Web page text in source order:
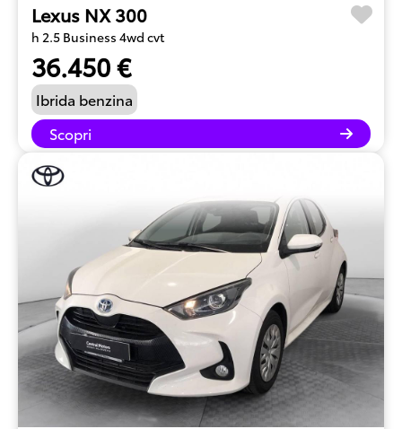
Lexus NX 300
h 2.5 Business 4wd cvt
36.450 €
Ibrida benzina
Scopri